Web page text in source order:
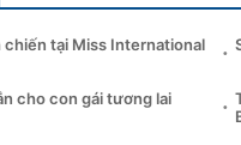
chiến tại Miss International
cho con gái tương lai